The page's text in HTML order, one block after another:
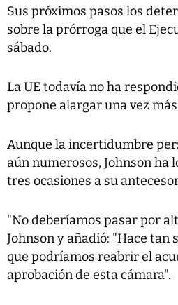
Sus próximos pasos los
sobre la prórroga que el
sábado.
La UE todavía no ha
propone alargar una vez
Aunque la incertidumbre
aún numerosos, Johnson ha
tres ocasiones a su
"No deberíamos pasar por
Johnson y añadió: "Hace
que podríamos reabrir el
aprobación de esta cámara".